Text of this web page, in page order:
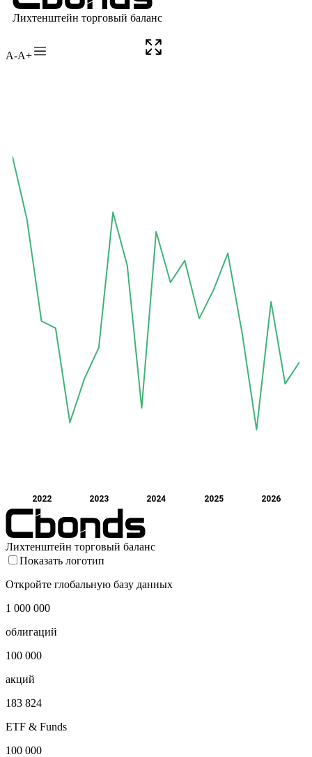
A-A+
2022 2023 2024 2025 2026
Лихтенштейн торговый баланс
Показать логотип
Откройте глобальную базу данных
1 000 000
облигаций
100 000
акций
183 824
ETF & Funds
100 000